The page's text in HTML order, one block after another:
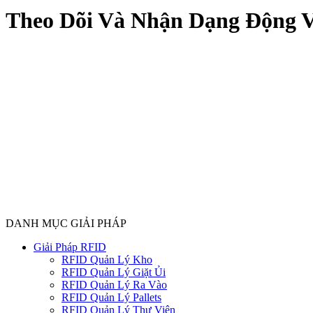
Theo Dõi Và Nhận Dạng Động
DANH MỤC GIẢI PHÁP
Giải Pháp RFID
RFID Quản Lý Kho
RFID Quản Lý Giặt Ủi
RFID Quản Lý Ra Vào
RFID Quản Lý Pallets
RFID Quản Lý Thư Viện